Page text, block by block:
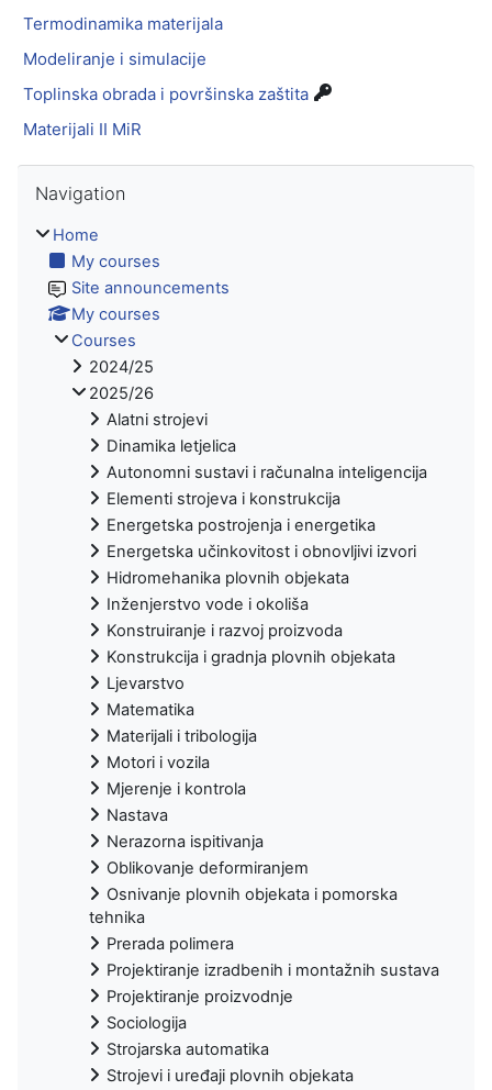
Termodinamika materijala
Modeliranje i simulacije
Toplinska obrada i površinska zaštita
Materijali II MiR
Navigation
Home
My courses
Site announcements
My courses
Courses
2024/25
2025/26
Alatni strojevi
Dinamika letjelica
Autonomni sustavi i računalna inteligencija
Elementi strojeva i konstrukcija
Energetska postrojenja i energetika
Energetska učinkovitost i obnovljivi izvori
Hidromehanika plovnih objekata
Inženjerstvo vode i okoliša
Konstruiranje i razvoj proizvoda
Konstrukcija i gradnja plovnih objekata
Ljevarstvo
Matematika
Materijali i tribologija
Motori i vozila
Mjerenje i kontrola
Nastava
Nerazorna ispitivanja
Oblikovanje deformiranjem
Osnivanje plovnih objekata i pomorska
tehnika
Prerada polimera
Projektiranje izradbenih i montažnih sustava
Projektiranje proizvodnje
Sociologija
Strojarska automatika
Strojevi i uređaji plovnih objekata